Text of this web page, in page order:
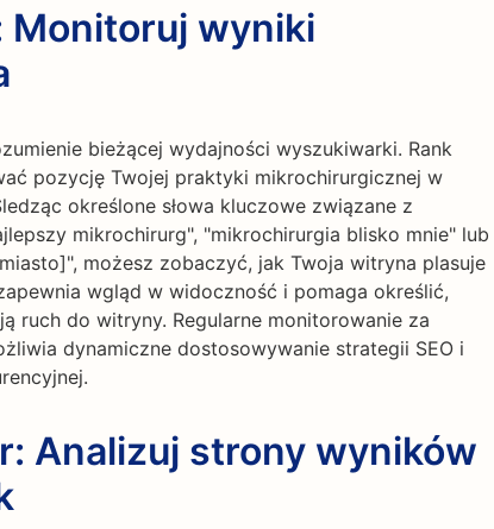
Monitoruj wyniki
bieżącej wydajności wyszukiwarki. Rank
pozycję Twojej praktyki mikrochirurgicznej w
określone słowa kluczowe związane z
mikrochirurg", "mikrochirurgia blisko mnie" lub
możesz zobaczyć, jak Twoja witryna plasuje
wgląd w widoczność i pomaga określić,
ruch do witryny. Regularne monitorowanie za
dynamiczne dostosowywanie strategii SEO i
Analizuj strony wyników